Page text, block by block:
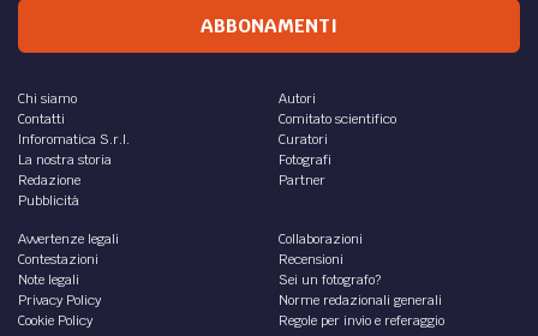
ABBONAMENTI
Chi siamo
Contatti
Inforomatica S.r.l.
La nostra storia
Redazione
Pubblicità
Autori
Comitato scientifico
Curatori
Fotografi
Partner
Avvertenze legali
Contestazioni
Note legali
Privacy Policy
Cookie Policy
Collaborazioni
Recensioni
Sei un fotografo?
Norme redazionali generali
Regole per invio e referaggio